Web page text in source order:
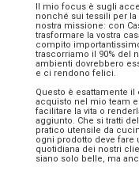
Il mio focus è sugli
nonché sui tessili per
nostra missione: con
trasformare la vostra
compito
trascorriamo il 90% del
ambienti dovrebbero
e ci rendono felici.
Questo è esattamente
acquisto nel mio team
facilitare la vita o
aggiunto. Che si tratti
pratico utensile da
ogni prodotto deve fare
quotidiana dei nostri
siano solo belle, ma